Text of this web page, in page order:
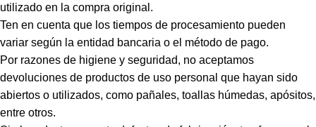
utilizado en la compra original.
Ten en cuenta que los tiempos de procesamiento pueden
variar según la entidad bancaria o el método de pago.
Por razones de higiene y seguridad, no aceptamos
devoluciones de productos de uso personal que hayan sido
abiertos o utilizados, como pañales, toallas húmedas, apósitos,
entre otros.